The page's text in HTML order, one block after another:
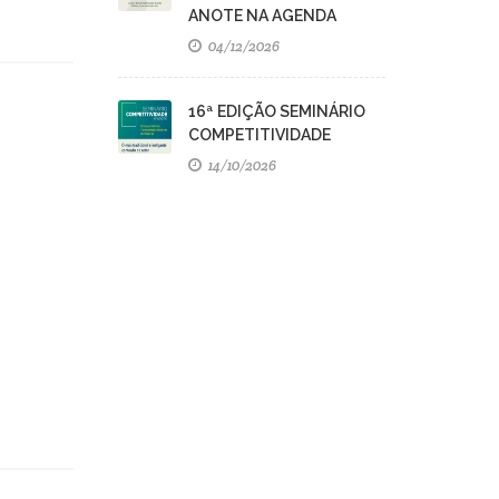
ANOTE NA AGENDA
04/12/2026
16ª EDIÇÃO SEMINÁRIO
COMPETITIVIDADE
14/10/2026